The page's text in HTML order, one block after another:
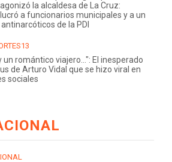
la alcaldesa de La Cruz:
a funcionarios municipales y a un
de la PDI
un romántico viajero...": El inesperado
de Arturo Vidal que se hizo viral en
sociales